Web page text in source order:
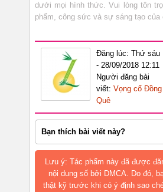
dưới mọi hình thức. Vui lòng tôn
phẩm, công sức và sự sáng tạo của
Đăng lúc: Thứ sáu
- 28/09/2018 12:11
Người đăng bài
viết: Vọng cổ Đồng
Quê
Bạn thích bài viết này?
Lưu ý: Tác phẩm này đã được
nội dung số bởi DMCA. Do đó,
thật kỹ trước khi có ý định sao